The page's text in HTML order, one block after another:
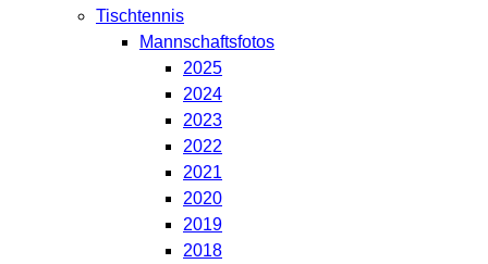
Tischtennis
Mannschaftsfotos
2025
2024
2023
2022
2021
2020
2019
2018